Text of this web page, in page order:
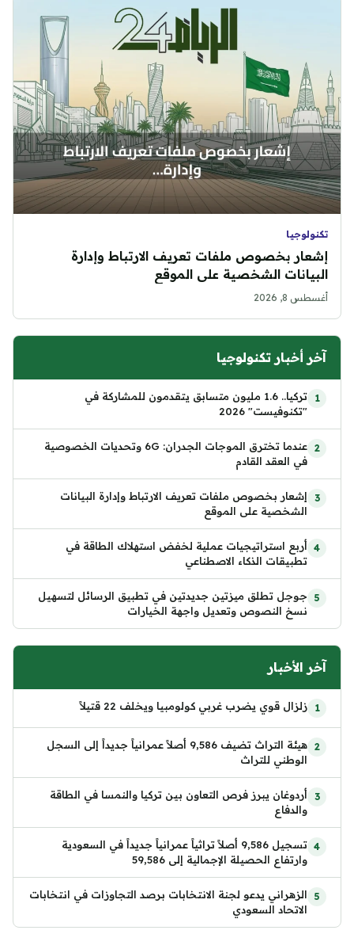
تكنولوجيا
إشعار بخصوص ملفات تعريف الارتباط وإدارة
البيانات الشخصية على الموقع
أغسطس 8, 2026
آخر أخبار تكنولوجيا
تركيا.. 1.6 مليون متسابق يتقدمون للمشاركة في
"تكنوفيست" 2026
عندما تخترق الموجات الجدران: 6G وتحديات الخصوصية
في العقد القادم
إشعار بخصوص ملفات تعريف الارتباط وإدارة البيانات
الشخصية على الموقع
أربع استراتيجيات عملية لخفض استهلاك الطاقة في
تطبيقات الذكاء الاصطناعي
جوجل تطلق ميزتين جديدتين في تطبيق الرسائل لتسهيل
نسخ النصوص وتعديل واجهة الخيارات
آخر الأخبار
زلزال قوي يضرب غربي كولومبيا ويخلف 22 قتيلاً
هيئة التراث تضيف 9,586 أصلاً عمرانياً جديداً إلى السجل
الوطني للتراث
أردوغان يبرز فرص التعاون بين تركيا والنمسا في الطاقة
والدفاع
تسجيل 9,586 أصلاً تراثياً عمرانياً جديداً في السعودية
وارتفاع الحصيلة الإجمالية إلى 59,586
الزهراني يدعو لجنة الانتخابات برصد التجاوزات في انتخابات
الاتحاد السعودي